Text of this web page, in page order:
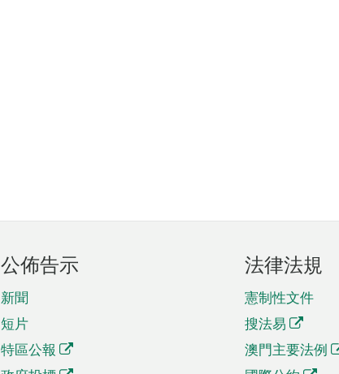
公佈告示
新聞
短片
特區公報
法律法規
憲制性文件
搜法易
澳門主要法例